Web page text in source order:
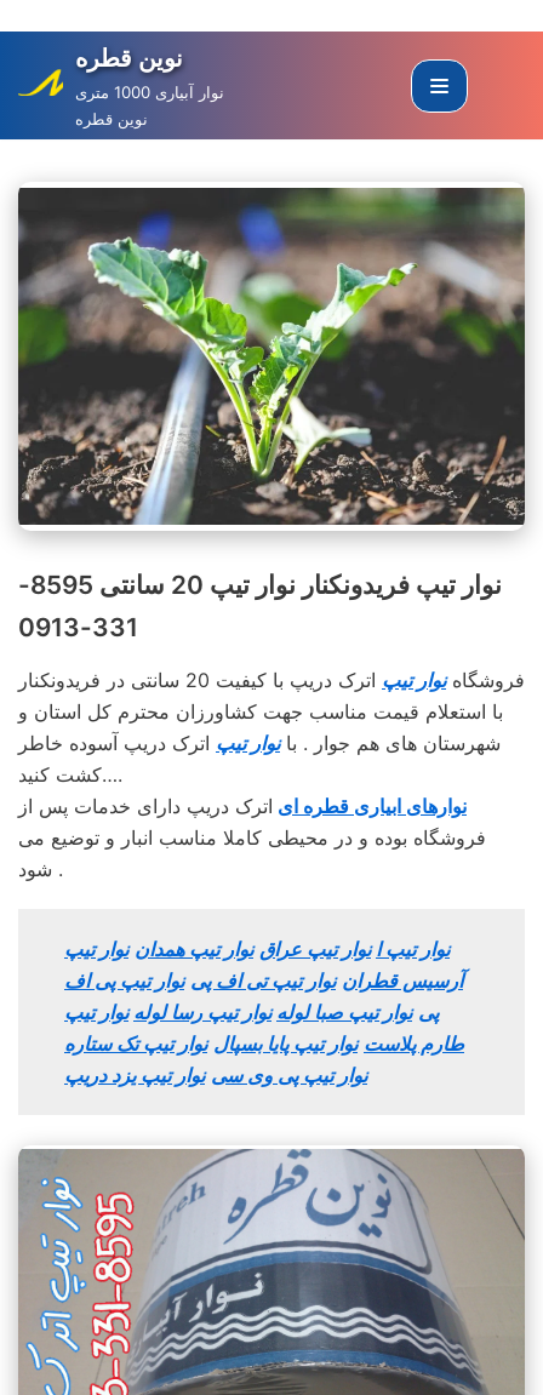
to
content
نوین قطره
نوار آبیاری 1000 متری
نوین قطره
نوار تیپ فریدونکنار نوار تیپ 20 سانتی 8595-
331-0913
فروشگاهنوار تیپ
اترک دریپ با کیفیت 20 سانتی در فریدونکنار
با استعلام قیمت مناسب جهت کشاورزان محترم کل استان و
شهرستان های هم جوار . بانوار تیپ اترک دریپ آسوده خاطر
کشت کنید….
نوارهای ابیاری قطره ای اترک دریپ دارای خدمات پس از
فروشگاه بوده و در محیطی کاملا مناسب انبار و توضیع می
شود .
نوار تیپ ا نوار تیپ عراق نوار تیپ همدان نوار تیپ
آرسیس قطران نوار تیپ تی اف پی نوار تیپ پی اف
پی نوار تیپ صبا لوله نوار تیپ رسا لوله نوار تیپ
طارم پلاست نوار تیپ پایا بسپال نوار تیپ تک ستاره
نوار تیپ پی وی سی نوار تیپ یزد دریپ